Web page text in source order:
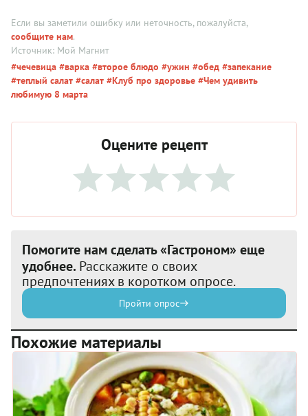
Если вы заметили ошибку или неточность, пожалуйста,
сообщите нам.
Источник: Мой Магнит
#чечевица #варка #второе блюдо #ужин #обед #запекание
#теплый салат #салат #Клуб про здоровье #Чем удивить
любимую 8 марта
Оцените рецепт
Помогите нам сделать «Гастроном» еще
удобнее. Расскажите о своих
предпочтениях в коротком опросе.
Пройти опрос
Похожие материалы